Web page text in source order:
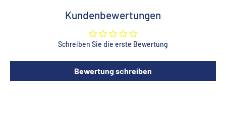
Kundenbewertungen
Schreiben Sie die erste Bewertung
Bewertung schreiben